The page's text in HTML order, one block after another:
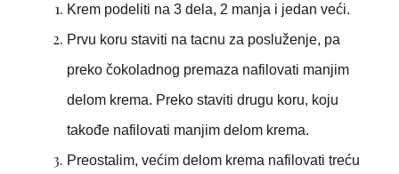
Krem podeliti na 3 dela, 2 manja i jedan veći.
Prvu koru staviti na tacnu za posluženje, pa
preko čokoladnog premaza nafilovati manjim
delom krema. Preko staviti drugu koru, koju
takođe nafilovati manjim delom krema.
Preostalim, većim delom krema nafilovati treću